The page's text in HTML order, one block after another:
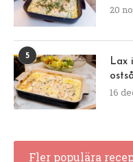
20
5
Lax
16
Fler populära